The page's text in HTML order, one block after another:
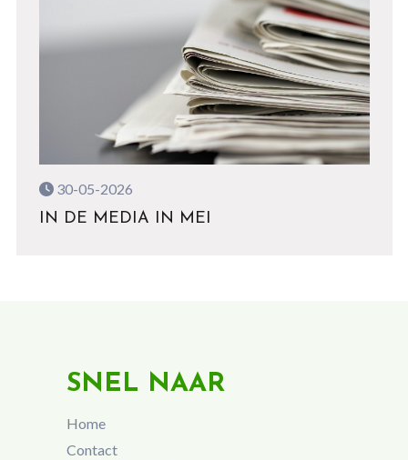
30-05-2026
IN DE MEDIA IN MEI
SNEL NAAR
Home
Contact